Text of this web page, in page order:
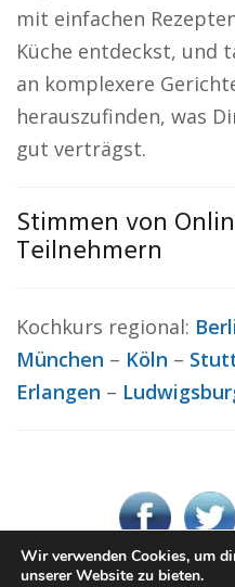
mit einfachen
Küche entdeckst, und
an komplexere
herauszufinden, was
gut verträgst.
Stimmen von
Teilnehmern
Kochkurs regional:
München – Köln –
Erlangen –
Wir verwenden Cookies, um
unserer Website zu bieten.